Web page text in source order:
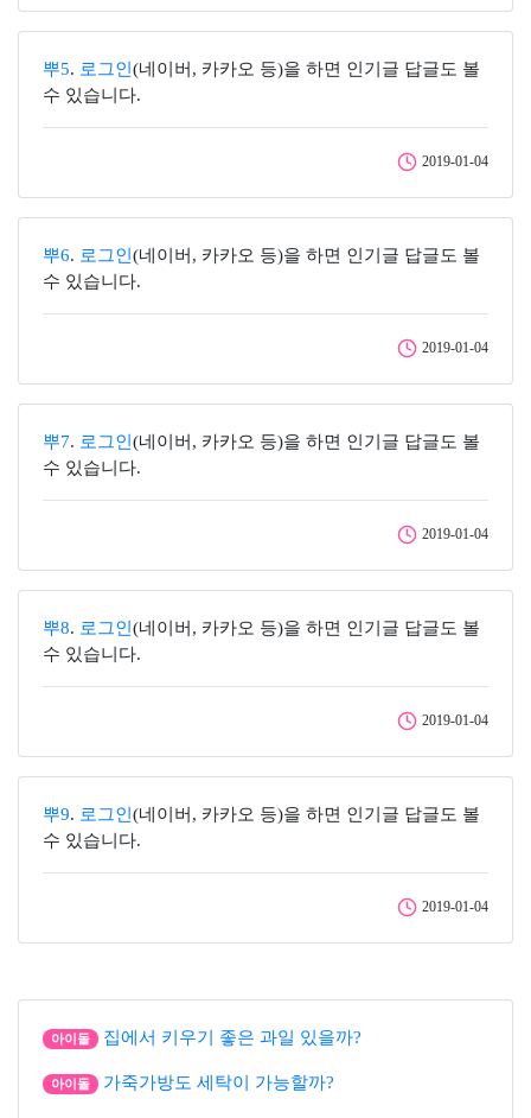
뿌5. 로그인 (네이버, 카카오 등)을 하면 인기글 답글도 볼
수 있습니다.
2019-01-04
뿌6. 로그인 (네이버, 카카오 등)을 하면 인기글 답글도 볼
수 있습니다.
2019-01-04
뿌7. 로그인 (네이버, 카카오 등)을 하면 인기글 답글도 볼
수 있습니다.
2019-01-04
뿌8. 로그인 (네이버, 카카오 등)을 하면 인기글 답글도 볼
수 있습니다.
2019-01-04
뿌9. 로그인 (네이버, 카카오 등)을 하면 인기글 답글도 볼
수 있습니다.
2019-01-04
아이돌 집에서 키우기 좋은 과일 있을까?
아이돌 가죽가방도 세탁이 가능할까?